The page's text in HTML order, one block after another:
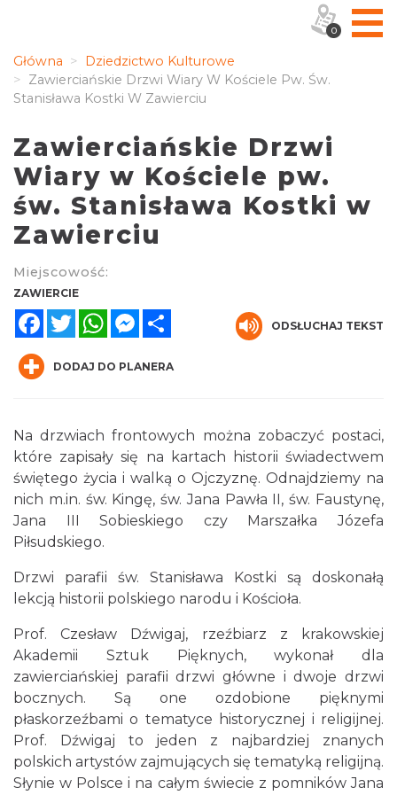
Główna
Dziedzictwo Kulturowe
Zawierciańskie Drzwi Wiary W Kościele Pw. Św.
Stanisława Kostki W Zawierciu
Zawierciańskie Drzwi
Wiary w Kościele pw.
św. Stanisława Kostki w
Zawierciu
Miejscowość:
ZAWIERCIE
FacebookTwitterWhatsAppMessenger
ODSŁUCHAJ TEKST
DODAJ DO PLANERA
Na drzwiach frontowych można zobaczyć postaci,
które zapisały się na kartach historii świadectwem
świętego życia i walką o Ojczyznę. Odnajdziemy na
nich m.in. św. Kingę, św. Jana Pawła II, św. Faustynę,
Jana III Sobieskiego czy Marszałka Józefa
Piłsudskiego.
Drzwi parafii św. Stanisława Kostki są doskonałą
lekcją historii polskiego narodu i Kościoła.
Prof. Czesław Dźwigaj, rzeźbiarz z krakowskiej
Akademii Sztuk Pięknych, wykonał dla
zawierciańskiej parafii drzwi główne i dwoje drzwi
bocznych. Są one ozdobione pięknymi
płaskorzeźbami o tematyce historycznej i religijnej.
Prof. Dźwigaj to jeden z najbardziej znanych
polskich artystów zajmujących się tematyką religijną.
Słynie w Polsce i na całym świecie z pomników Jana
0